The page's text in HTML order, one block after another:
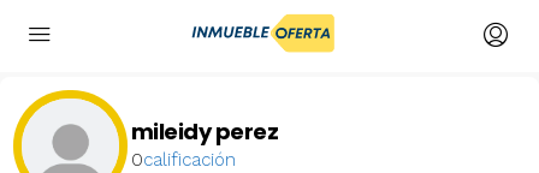
mileidy perez
0calificación